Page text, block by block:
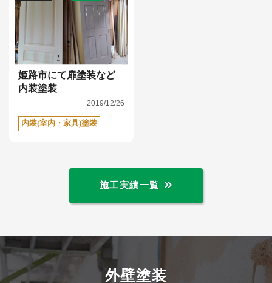
姫路市にて扉塗装など
内装塗装
2019/12/26
内装(室内・家具)塗装
施工実績一覧
外壁塗装